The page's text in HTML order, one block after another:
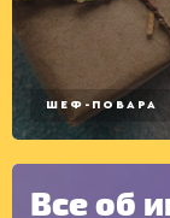
ШЕФ-ПОВАРА
Все об